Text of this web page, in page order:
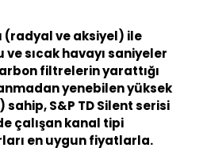
(radyal ve aksiyel) ile
ve sıcak havayı saniyeler
filtrelerin yarattığı
yenebilen yüksek
S&P TD Silent serisi
çalışan kanal tipi
en uygun fiyatlarla.